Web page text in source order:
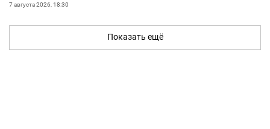
7 августа 2026, 18:30
Показать ещё